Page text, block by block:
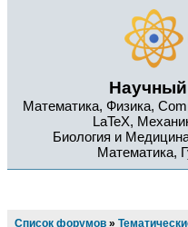
Математика, Физика,
LaTeX,
Биология и
Математика,
Список форумов »